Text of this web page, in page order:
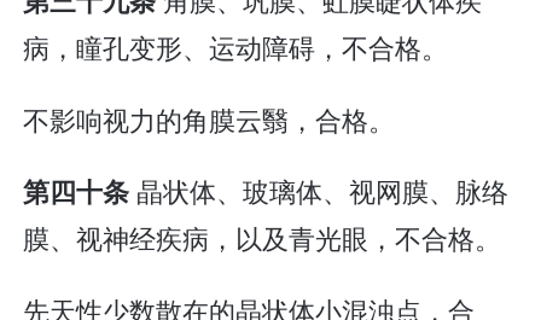
病，瞳孔变形、运动障碍，不合格。
不影响视力的角膜云翳，合格。
第四十条 晶状体、玻璃体、视网膜、脉络
膜、视神经疾病，以及青光眼，不合格。
先天性少数散在的晶状体小混浊点，合